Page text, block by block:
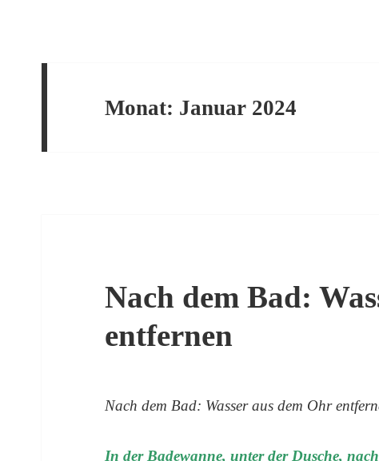
Monat: Januar 2024
Nach dem Bad:
entfernen
Nach dem Bad: Wasser aus dem Ohr
In der Badewanne, unter der Dusche,